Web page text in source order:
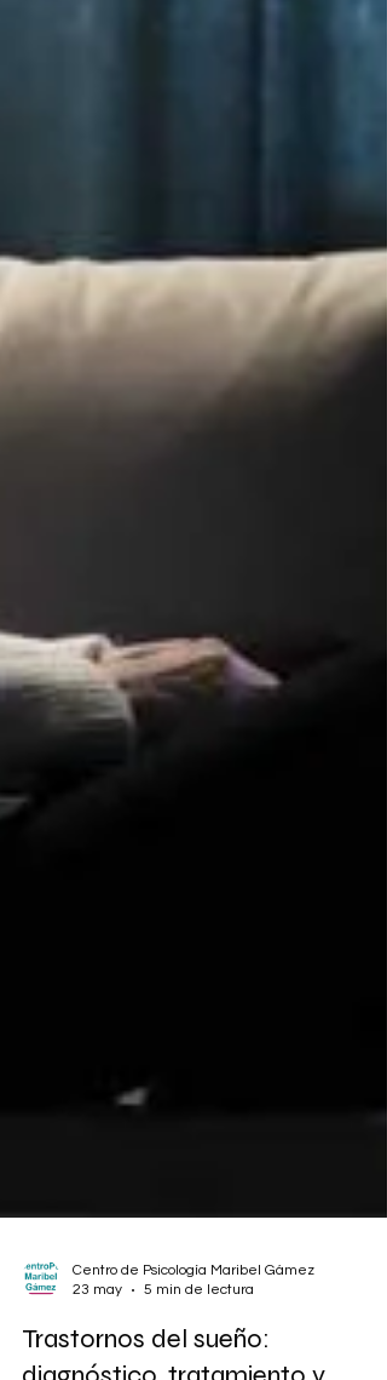
Centro de Psicología Maribel Gámez
23 may
5 min de lectura